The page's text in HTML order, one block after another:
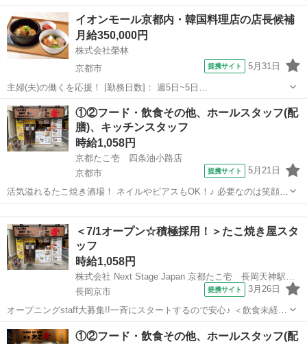
元気だけ！ 大学生・主婦(夫)・フリーターなど、 年齢・性別問わず大
募集★ 笑顔と元気さえあれば積極採用中です！★ ≪未経験の方でも問
題なし！！≫ 未...
京都 京都市
イオンモール京都内・韓国料理店の店長候補
月給350,000円
株式会社榮林
京都市
提携サイト 5月31日
主婦(夫)の働くを応援！ [勤務日数]： 週5日~5日
10:00~22:00/10:00~20:00/12:00~22:00 月/火/水/木/金/土/日 などから選
べます [勤務地・最寄駅]： 京都府京都市南区西九条鳥...
京都 京都市 店長
①②フード・飲食その他、ホールスタッフ(配
膳)、キッチンスタッフ
時給1,058円
京都たこ壱 四条油小路店
京都市
提携サイト 5月21日
活気溢れるたこ焼き酒場！ ネイルやピアスもOK！♪ 必要なのは笑顔と
元気だけ！ 大学生・主婦(夫)・フリーターなど、 年齢・性別問わず大
募集★ 笑顔と元気さえあれば積極採用中です！★ ≪未経験の方でも問
題なし！！≫ 未...＜7/1オープン☆積極採用！＞たこ焼き屋スタ
ッフ
時給1,058円
長岡京市
提携サイト 3月26日
オープニングstaff大募集!!一斉にスタートするので安心♪ ＜飲食未経験
や初バイトも大歓迎！＞ 活気溢れるたこ焼き酒場！ ネイルやピアスも
OK！♪ 必要なのは笑顔と元気だけ！ 大学生・主婦(夫)・フリーターな
京都 長岡京市
①②フード・飲食その他、ホールスタッフ(配